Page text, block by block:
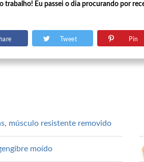
trabalho! Eu passei o dia procurando por
Tweet Pin
músculo resistente removido
moído